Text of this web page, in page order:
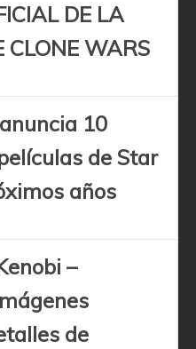
DE LA
CLONE WARS
10
de Star
años
–
de